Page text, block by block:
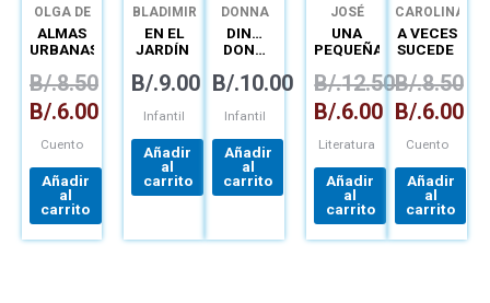
OLGA DE
OBALDÍA
ALMAS
URBANAS
B/.8.50
B/.6.00
Cuento
Añadir
al
carrito
BLADIMIR
VÍQUEZ
EN EL
JARDÍN
B/.9.00
Infantil
Añadir
al
carrito
DONNA
PETROCELLI
DE HIM
DIN…
DON…
LLAMANDO
B/.10.00
Infantil
Añadir
al
carrito
JOSÉ
MIGUEL
MONTAGUE
UNA
PEQUEÑA
B/.12.50
B/.6.00
Literatura
Añadir
al
carrito
CAROLINA
FONSECA
A VECES
SUCEDE
B/.8.50
B/.6.00
Cuento
Añadir
al
carrito